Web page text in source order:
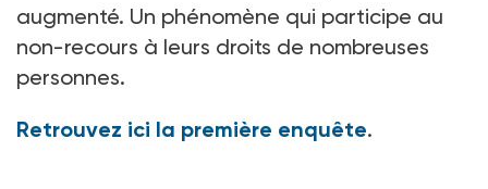
augmenté. Un phénomène qui participe au
non-recours à leurs droits de nombreuses
personnes.
Retrouvez ici la première enquête.